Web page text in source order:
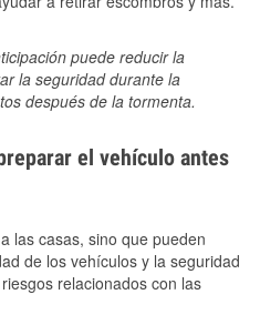
puede reducir la
la seguridad durante la
después de la tormenta.
el vehículo antes
las casas, sino que pueden
de los vehículos y la seguridad
relacionados con las